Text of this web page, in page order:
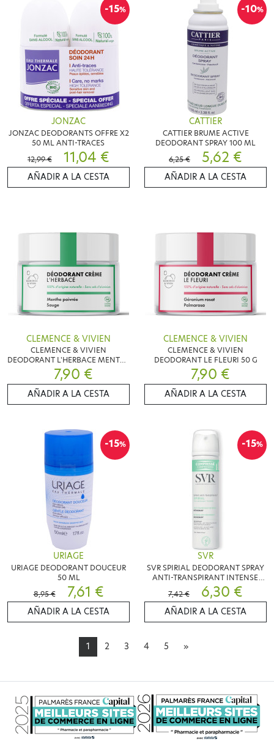
-15%
JONZAC
JONZAC DEODORANTS OFFRE X2
50 ML ANTI-TRACES
12,99 €
11,04 €
AÑADIR A LA CESTA
-10%
CATTIER
CATTIER BRUME ACTIVE
DEODORANT SPRAY 100 ML
6,25 €
5,62 €
AÑADIR A LA CESTA
CLEMENCE & VIVIEN
CLEMENCE & VIVIEN
DEODORANT L'HERBACE MENTHE
POIVREE & SAUGE 50 G
7,90 €
AÑADIR A LA CESTA
CLEMENCE & VIVIEN
CLEMENCE & VIVIEN
DEODORANT LE FLEURI 50 G
7,90 €
AÑADIR A LA CESTA
-15%
URIAGE
URIAGE DEODORANT DOUCEUR
50 ML
8,95 €
7,61 €
AÑADIR A LA CESTA
-15%
SVR
SVR SPIRIAL DEODORANT SPRAY
ANTI-TRANSPIRANT INTENSE
75ML
7,42 € 6,30 €
AÑADIR A LA CESTA
1 2 3 4 5 »